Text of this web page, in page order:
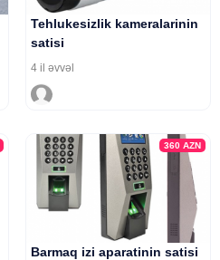
Tehlukesizlik kameralarinin
satisi
4 il əvvəl
360 AZN
Barmaq izi aparatinin satisi